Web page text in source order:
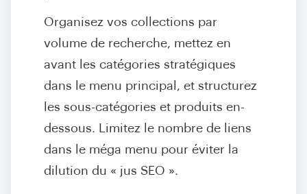
Organisez vos collections par
volume de recherche, mettez en
avant les catégories stratégiques
dans le menu principal, et structurez
les sous-catégories et produits en-
dessous. Limitez le nombre de liens
dans le méga menu pour éviter la
dilution du « jus SEO ».